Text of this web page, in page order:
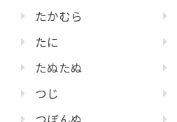
たかむら
たに
たぬたぬ
つじ